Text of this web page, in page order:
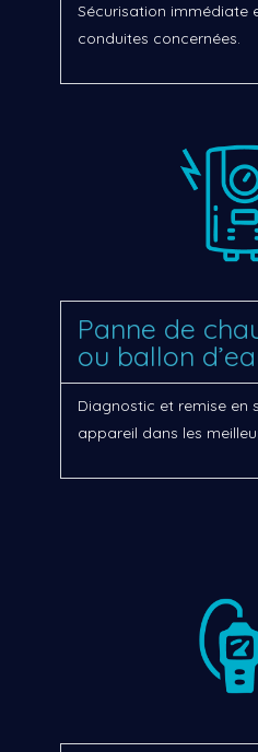
Sécurisation immédiate
conduites concernées.
Panne de
ou ballon
Diagnostic et remise en
appareil dans les